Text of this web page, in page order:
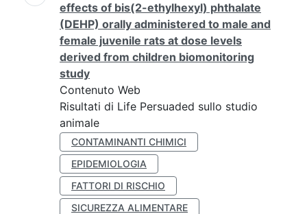
effects of bis(2-ethylhexyl) phthalate
(DEHP) orally administered to male and
female juvenile rats at dose levels
derived from children biomonitoring
study
Contenuto Web
Risultati di Life Persuaded sullo studio
animale
CONTAMINANTI CHIMICI
EPIDEMIOLOGIA
FATTORI DI RISCHIO
SICUREZZA ALIMENTARE